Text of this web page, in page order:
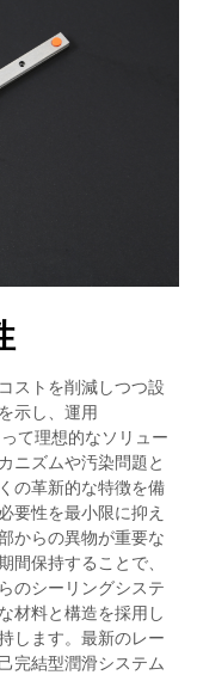
ストを削減しつつ設
示し、運用
て理想的なソリュー
ニズムや汚染問題と
の革新的な特徴を備
要性を最小限に抑え
からの異物が重要な
間保持することで、
のシーリングシステ
材料と構造を採用し
します。最新のレー
完結型潤滑システム